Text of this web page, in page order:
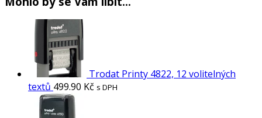
Trodat Printy 4822, 12 volitelných
textů 499.90 Kč s DPH